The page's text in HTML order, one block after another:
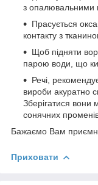
з опалювальними
Прасується
контакту з
Щоб підняти
парою води, що
Речі,
вироби акуратно
Зберігатися вони
сонячних
Бажаємо Вам
Приховати